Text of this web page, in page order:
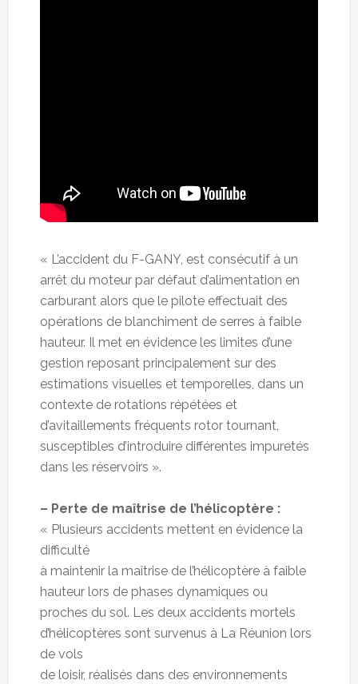
« L’accident du F-GANY, est consécutif à un
arrêt du moteur par défaut d’alimentation en
carburant alors que le pilote effectuait des
opérations de blanchiment de serres à faible
hauteur. Il met en évidence les limites d’une
gestion reposant principalement sur des
estimations visuelles et temporelles, dans un
contexte de rotations répétées et
d’avitaillements fréquents rotor tournant,
susceptibles d’introduire différentes impuretés
dans les réservoirs ».
– Perte de maîtrise de l’hélicoptère :
« Plusieurs accidents mettent en évidence la
difficulté
à maintenir la maîtrise de l’hélicoptère à faible
hauteur lors de phases dynamiques ou
proches du sol. Les deux accidents mortels
d’hélicoptères sont survenus à La Réunion lors
de vols
de loisir, réalisés dans des environnements